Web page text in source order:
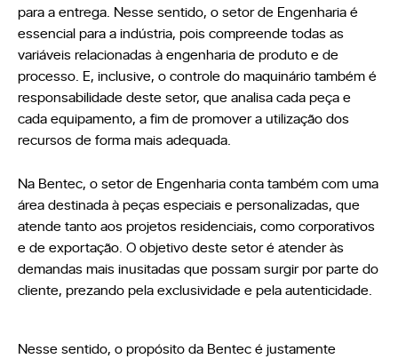
para a entrega. Nesse sentido, o setor de Engenharia é
essencial para a indústria, pois compreende todas as
variáveis relacionadas à engenharia de produto e de
processo. E, inclusive, o controle do maquinário também é
responsabilidade deste setor, que analisa cada peça e
cada equipamento, a fim de promover a utilização dos
recursos de forma mais adequada.
Na Bentec, o setor de Engenharia conta também com uma
área destinada à peças especiais e personalizadas, que
atende tanto aos projetos residenciais, como corporativos
e de exportação. O objetivo deste setor é atender às
demandas mais inusitadas que possam surgir por parte do
cliente, prezando pela exclusividade e pela autenticidade.
Nesse sentido, o propósito da Bentec é justamente